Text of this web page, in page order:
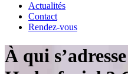
Actualités
Contact
Rendez-vous
À qui